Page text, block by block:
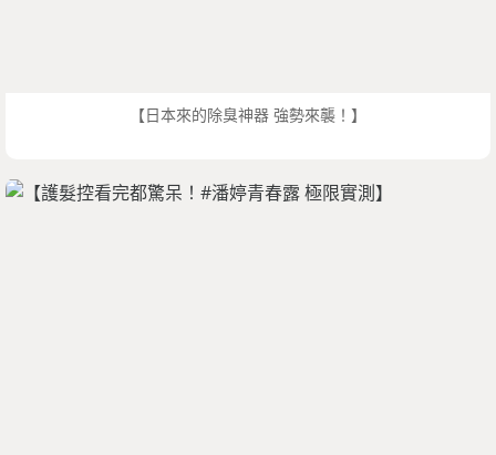
【日本來的除臭神器 強勢來襲！】